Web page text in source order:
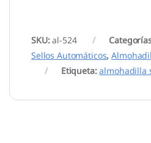
SKU:al-524
Sellos Automáticos,
Etiqueta:almohadilla